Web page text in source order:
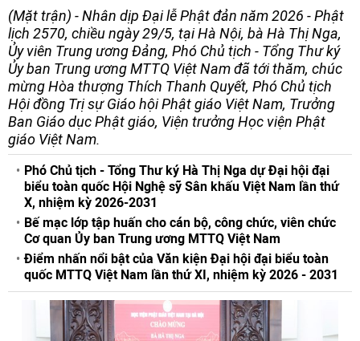
(Mặt trận) - Nhân dịp Đại lễ Phật đản năm 2026 - Phật
lịch 2570, chiều ngày 29/5, tại Hà Nội, bà Hà Thị Nga,
Ủy viên Trung ương Đảng, Phó Chủ tịch - Tổng Thư ký
Ủy ban Trung ương MTTQ Việt Nam đã tới thăm, chúc
mừng Hòa thượng Thích Thanh Quyết, Phó Chủ tịch
Hội đồng Trị sự Giáo hội Phật giáo Việt Nam, Trưởng
Ban Giáo dục Phật giáo, Viện trưởng Học viện Phật
giáo Việt Nam.
Phó Chủ tịch - Tổng Thư ký Hà Thị Nga dự Đại hội đại
biểu toàn quốc Hội Nghệ sỹ Sân khấu Việt Nam lần thứ
X, nhiệm kỳ 2026-2031
Bế mạc lớp tập huấn cho cán bộ, công chức, viên chức
Cơ quan Ủy ban Trung ương MTTQ Việt Nam
Điểm nhấn nổi bật của Văn kiện Đại hội đại biểu toàn
quốc MTTQ Việt Nam lần thứ XI, nhiệm kỳ 2026 - 2031